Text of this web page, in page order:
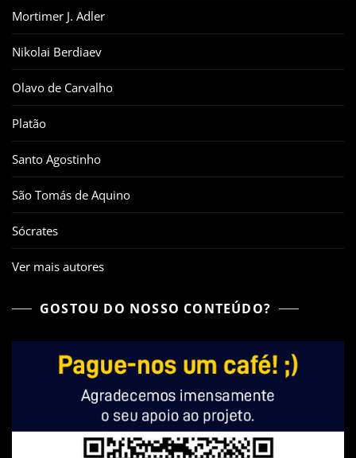
Mortimer J. Adler
Nikolai Berdiaev
Olavo de Carvalho
Platão
Santo Agostinho
São Tomás de Aquino
Sócrates
Ver mais autores
GOSTOU DO NOSSO CONTEÚDO?